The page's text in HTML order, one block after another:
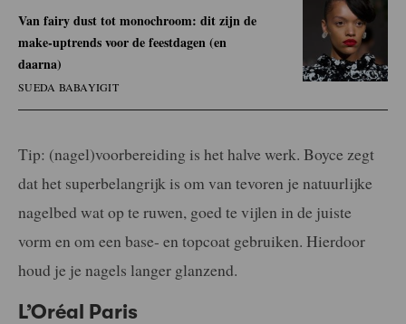
Van fairy dust tot monochroom: dit zijn de
make-uptrends voor de feestdagen (en
daarna)
SUEDA BABAYIGIT
Tip: (nagel)voorbereiding is het halve werk. Boyce zegt
dat het superbelangrijk is om van tevoren je natuurlijke
nagelbed wat op te ruwen, goed te vijlen in de juiste
vorm en om een base- en topcoat gebruiken. Hierdoor
houd je je nagels langer glanzend.
L’Oréal Paris